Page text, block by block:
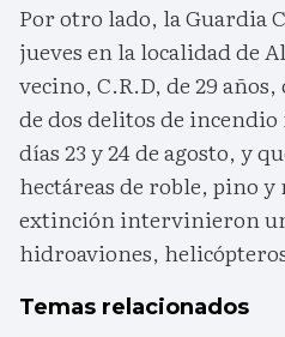
Por otro lado, la Guardia
jueves en la localidad de
vecino, C.R.D, de 29
de dos delitos de
días 23 y 24 de agosto, y
hectáreas de roble, pino
extinción intervinieron
hidroaviones,
Temas relacionados